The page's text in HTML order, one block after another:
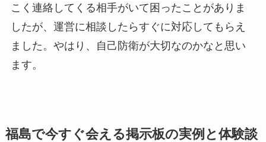
こく連絡してくる相手がいて困ったことがありま
したが、運営に相談したらすぐに対応してもらえ
ました。やはり、自己防衛が大切なのかなと思い
ます。
福島で今すぐ会える掲示板の実例と体験談